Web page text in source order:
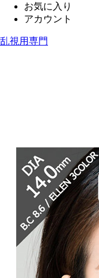
お気に入り
アカウント
乱視用専門